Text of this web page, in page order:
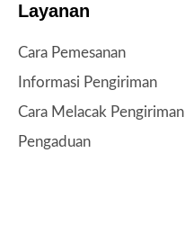
Layanan
Cara Pemesanan
Informasi Pengiriman
Cara Melacak Pengiriman
Pengaduan